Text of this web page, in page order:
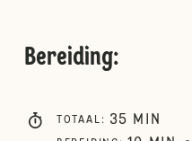
Bereiding:
TOTAAL : 35 MIN